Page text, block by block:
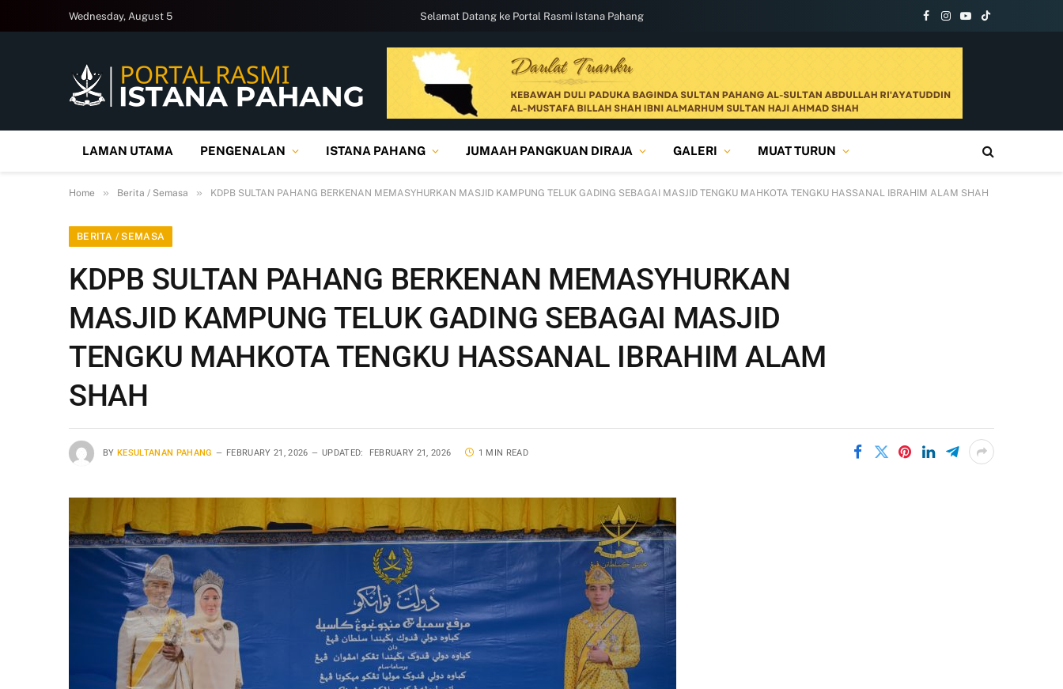
Wednesday, August 5 Selamat Datang ke Portal Rasmi Istana Pahang
Facebook
Instagram
YouTube
TikTok
LAMAN UTAMA PENGENALAN ISTANA PAHANG JUMAAH PANGKUAN DIRAJA GALERI MUAT TURUN
Home » Berita / Semasa » KDPB SULTAN PAHANG BERKENAN MEMASYHURKAN MASJID KAMPUNG TELUK GADING SEBAGAI MASJID TENGKU MAHKOTA TENGKU HASSANAL IBRAHIM ALAM SHAH
BERITA / SEMASA
KDPB SULTAN PAHANG BERKENAN MEMASYHURKAN
MASJID KAMPUNG TELUK GADING SEBAGAI MASJID
TENGKU MAHKOTA TENGKU HASSANAL IBRAHIM ALAM
SHAH
BY KESULTANAN PAHANG FEBRUARY 21, 2026 UPDATED: FEBRUARY 21, 2026 1 MIN READ